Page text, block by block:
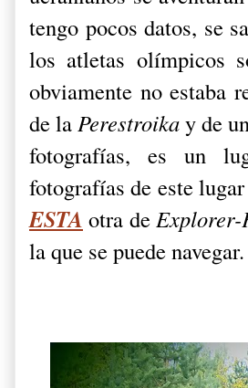
tengo pocos datos, se
los atletas olímpicos
obviamente no estaba
de laPerestroikay de
fotografías, es un
fotografías de este
ESTA otra deExplorer-
la que se puede navegar.